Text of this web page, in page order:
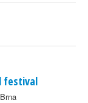
festival